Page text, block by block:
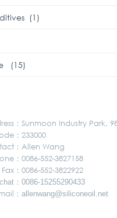
(1)
(15)
： Sunmoon Industry Park,
： 233000
： Allen Wang
： 0086-552-3827158
Fax： 0086-552-3822922
： 0086-15255290433
： allenwang@siliconeoil.net